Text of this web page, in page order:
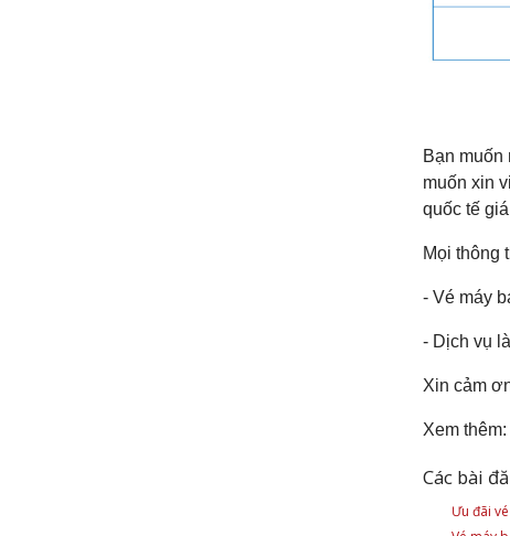
Bạn muốn
muốn xin
quốc tế
Mọi thông
- Vé máy
- Dịch vụ
Xin cảm
Xem thêm:
Các bài
Ưu đãi